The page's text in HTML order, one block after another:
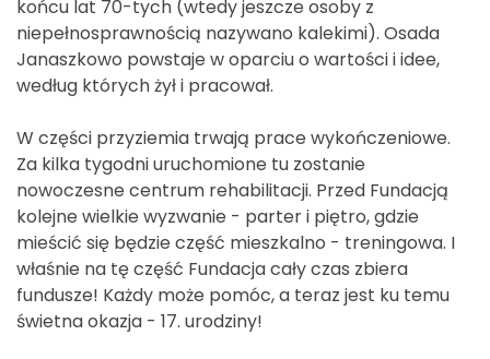
końcu lat 70-tych (wtedy jeszcze osoby z
niepełnosprawnością nazywano kalekimi). Osada
Janaszkowo powstaje w oparciu o wartości i idee,
według których żył i pracował.
W części przyziemia trwają prace wykończeniowe.
Za kilka tygodni uruchomione tu zostanie
nowoczesne centrum rehabilitacji. Przed Fundacją
kolejne wielkie wyzwanie - parter i piętro, gdzie
mieścić się będzie część mieszkalno - treningowa. I
właśnie na tę część Fundacja cały czas zbiera
fundusze! Każdy może pomóc, a teraz jest ku temu
świetna okazja - 17. urodziny!